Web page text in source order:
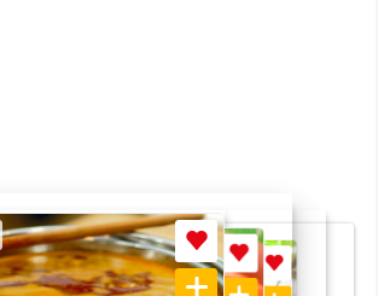
RECEPT
RECEPT